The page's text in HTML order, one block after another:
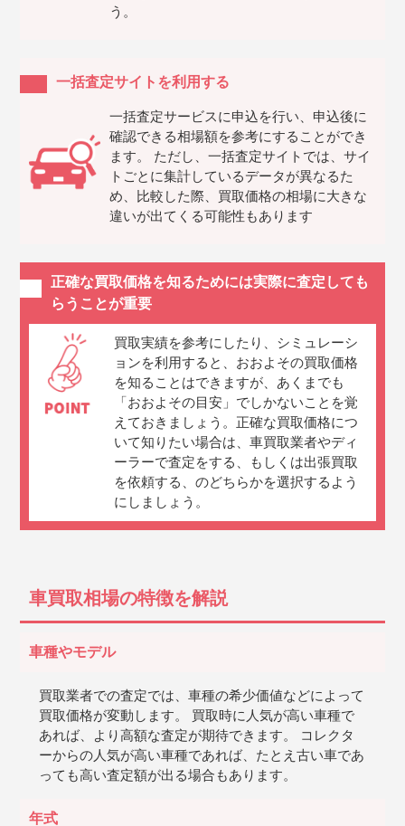
う。
一括査定サイトを利用する
一括査定サービスに申込を行い、申込後に
確認できる相場額を参考にすることができ
ます。 ただし、一括査定サイトでは、サイ
トごとに集計しているデータが異なるた
め、比較した際、買取価格の相場に大きな
違いが出てくる可能性もあります
正確な買取価格を知るためには実際に査定しても
らうことが重要
買取実績を参考にしたり、シミュレーシ
ョンを利用すると、おおよその買取価格
を知ることはできますが、あくまでも
「おおよその目安」でしかないことを覚
えておきましょう。正確な買取価格につ
いて知りたい場合は、車買取業者やディ
ーラーで査定をする、もしくは出張買取
を依頼する、のどちらかを選択するよう
にしましょう。
車買取相場の特徴を解説
車種やモデル
買取業者での査定では、車種の希少価値などによって
買取価格が変動します。 買取時に人気が高い車種で
あれば、より高額な査定が期待できます。 コレクタ
ーからの人気が高い車種であれば、たとえ古い車であ
っても高い査定額が出る場合もあります。
年式